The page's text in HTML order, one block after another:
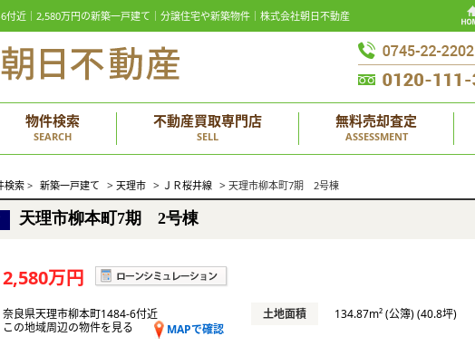
近｜2,580万円の新築一戸建て｜分譲住宅や新築物件｜株式会社朝日不動産
物件検索
SEARCH
不動産買取専門店
SELL
無料売却査定
ASSESSMENT
検索 > 新築一戸建て > 天理市 > ＪＲ桜井線 > 天理市柳本町7期 2号棟
天理市柳本町7期 2号棟
2,580万円
奈良県天理市柳本町1484-6付近
MAPで確認
この地域周辺の物件を見る
土地面積 134.87m² (公簿) (40.8坪)